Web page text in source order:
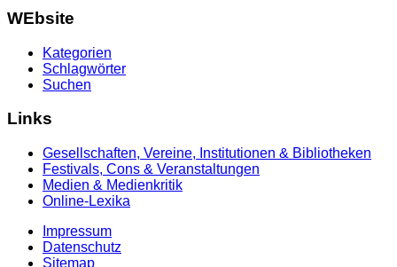
WEbsite
Kategorien
Schlagwörter
Suchen
Links
Gesellschaften, Vereine, Institutionen & Bibliotheken
Festivals, Cons & Veranstaltungen
Medien & Medienkritik
Online-Lexika
Impressum
Datenschutz
Sitemap